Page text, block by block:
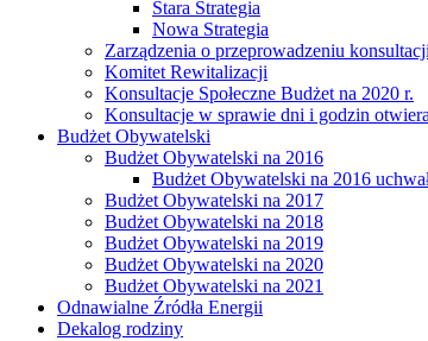
Stara Strategia
Nowa Strategia
Zarządzenia o przeprowadzeniu
Komitet Rewitalizacji
Konsultacje Społeczne Budżet na 2020 r.
Konsultacje w sprawie dni i godzin
Budżet Obywatelski
Budżet Obywatelski na 2016
Budżet Obywatelski na 2016
Budżet Obywatelski na 2017
Budżet Obywatelski na 2018
Budżet Obywatelski na 2019
Budżet Obywatelski na 2020
Budżet Obywatelski na 2021
Odnawialne Źródła Energii
Dekalog rodziny